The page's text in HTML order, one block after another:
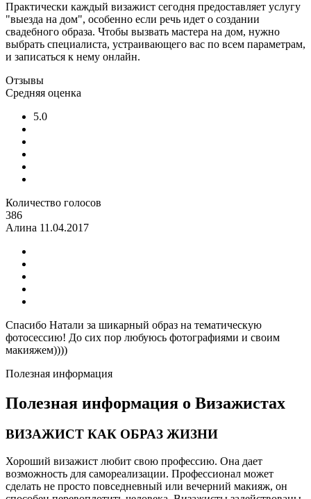
Практически каждый визажист сегодня предоставляет услугу
"выезда на дом", особенно если речь идет о создании
свадебного образа. Чтобы вызвать мастера на дом, нужно
выбрать специалиста, устраивающего вас по всем параметрам,
и записаться к нему онлайн.
Отзывы
Средняя оценка
5.0
Количество голосов
386
Алина 11.04.2017
Спасибо Натали за шикарный образ на тематическую
фотосессию! До сих пор любуюсь фотографиями и своим
макияжем))))
Полезная информация
Полезная информация о Визажистах
ВИЗАЖИСТ КАК ОБРАЗ ЖИЗНИ
Хороший визажист любит свою профессию. Она дает
возможность для самореализации. Профессионал может
сделать не просто повседневный или вечерний макияж, он